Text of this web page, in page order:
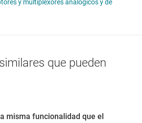
y multiplexores analógicos y de
que pueden
misma funcionalidad que el